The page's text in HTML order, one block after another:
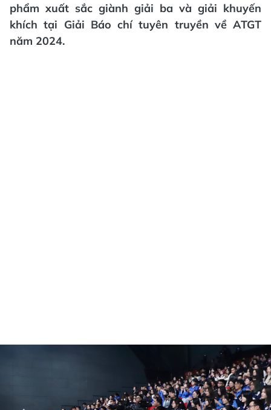
phẩm xuất sắc giành giải ba và giải khuyến
khích tại Giải Báo chí tuyên truyền về ATGT
năm 2024.